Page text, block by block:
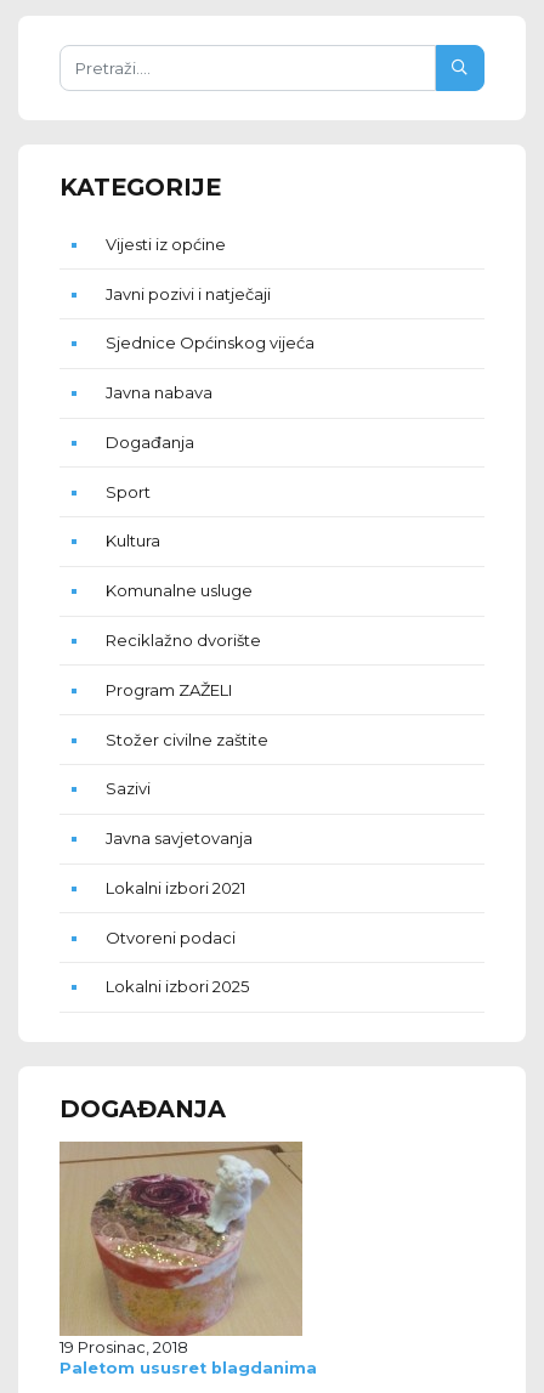
KATEGORIJE
Vijesti iz općine
Javni pozivi i natječaji
Sjednice Općinskog vijeća
Javna nabava
Događanja
Sport
Kultura
Komunalne usluge
Reciklažno dvorište
Program ZAŽELI
Stožer civilne zaštite
Sazivi
Javna savjetovanja
Lokalni izbori 2021
Otvoreni podaci
Lokalni izbori 2025
DOGAĐANJA
19 Prosinac, 2018
Paletom ususret blagdanima